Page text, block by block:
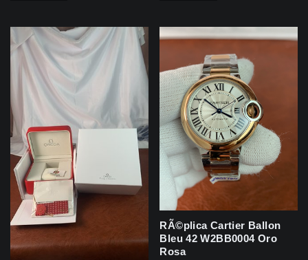
RÃ©plica Cartier Ballon
Bleu 42 W2BB0004 Oro
Rosa